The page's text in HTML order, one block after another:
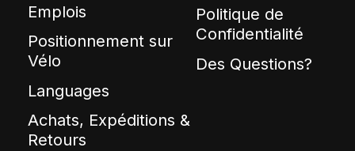
Emplois
Positionnement sur
Vélo
Languages
Achats, Expéditions &
Retours
Politique de
Confidentialité
Des Questions?